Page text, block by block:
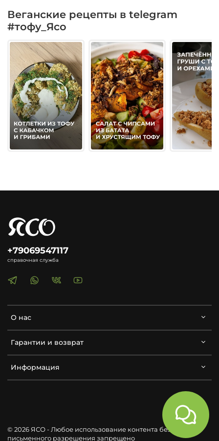
Веганские рецепты в telegram
#тофу_Ясо
О нас
Гарантии и возврат
Информация
+79069547117
справочная служба
© 2026 ЯСО - Любое использование контента без
письменного разрешения запрещено